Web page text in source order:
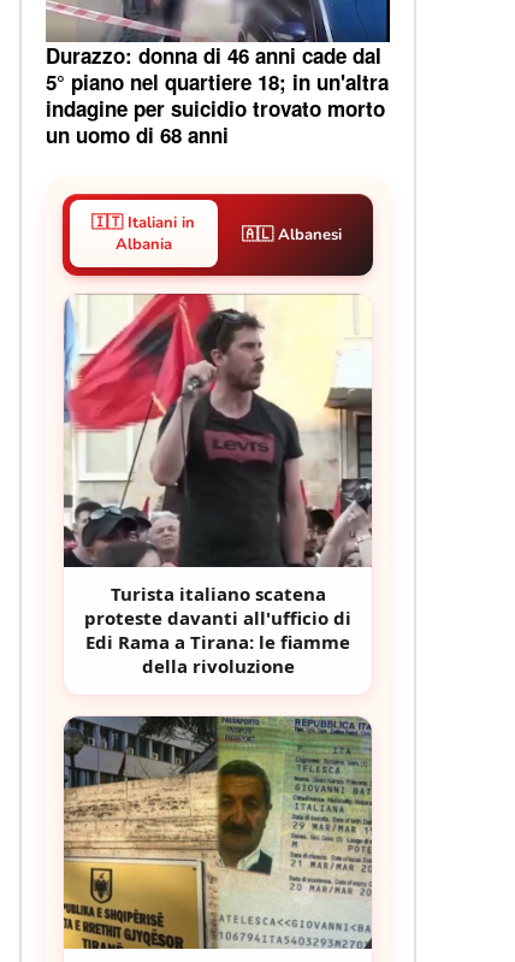
Durazzo: donna di 46 anni cade dal
5° piano nel quartiere 18; in un'altra
indagine per suicidio trovato morto
un uomo di 68 anni
🇮🇹 Italiani in
Albania
🇦🇱 Albanesi
Turista italiano scatena
proteste davanti all'ufficio di
Edi Rama a Tirana: le fiamme
della rivoluzione